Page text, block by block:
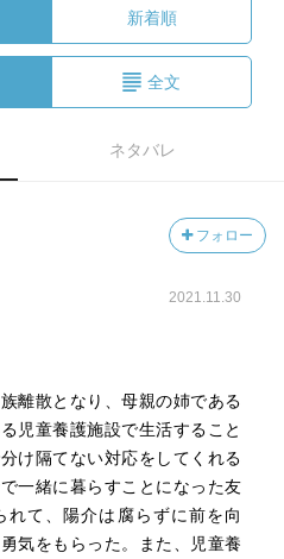
新着順
全文
ネタバレ
フォロー
2021.11.30
離散となり、母親の姉である
児童養護施設で生活すること
け隔てない対応をしてくれる
一緒に暮らすことになった友
れて、陽介は腐らずに前を向
気をもらった。また、児童養